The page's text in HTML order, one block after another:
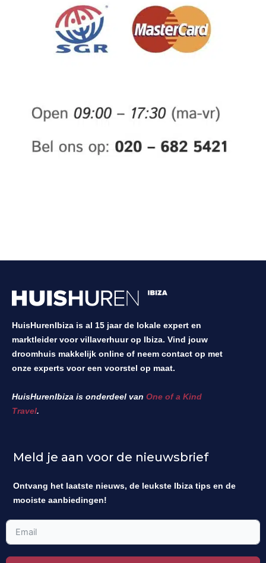
HuisHurenIbiza is al 15 jaar de lokale expert en
marktleider voor villaverhuur op Ibiza. Vind jouw
droomhuis makkelijk online of neem contact op met
onze experts voor een voorstel op maat.
HuisHurenIbiza is onderdeel van One of a Kind
Travel.
Meld je aan voor de nieuwsbrief
Ontvang het laatste nieuws, de leukste Ibiza tips en de
mooiste aanbiedingen!